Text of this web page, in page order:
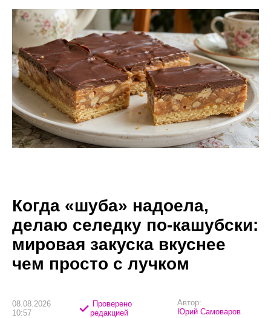
Когда «шуба» надоела,
делаю селедку по-кашубски:
мировая закуска вкуснее
чем просто с лучком
08.08.2026
10:57
Проверено
редакцией
Автор:
Юрий Самоваров